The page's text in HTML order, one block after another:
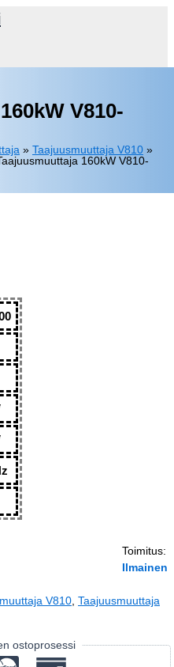
V810-
» Taajuusmuuttaja V810 »
160kW V810-
Toimitus:
Ilmainen
V810 Taajuusmuuttaja
ostoprosessi